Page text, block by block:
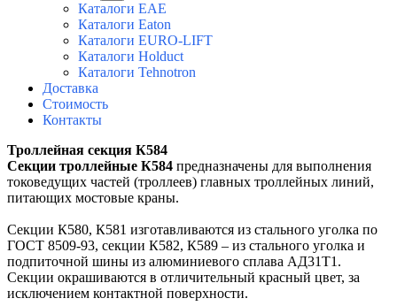
Каталоги EAE
Каталоги Eaton
Каталоги EURO-LIFT
Каталоги Holduct
Каталоги Tehnotron
Доставка
Стоимость
Контакты
Троллейная секция К584
Секции троллейные К584 предназначены для выполнения
токоведущих частей (троллеев) главных троллейных линий,
питающих мостовые краны.
Секции К580, К581 изготавливаются из стального уголка по
ГОСТ 8509-93, секции К582, К589 – из стального уголка и
подпиточной шины из алюминиевого сплава АД31Т1.
Секции окрашиваются в отличительный красный цвет, за
исключением контактной поверхности.